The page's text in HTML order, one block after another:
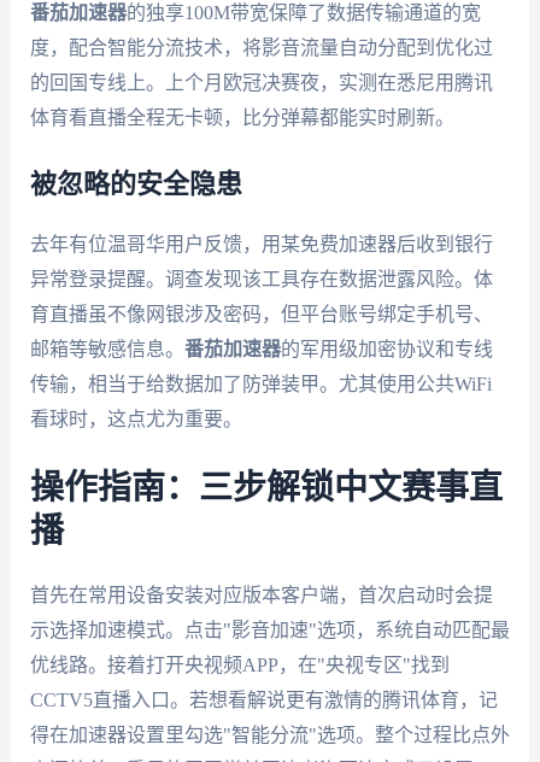
番茄加速器的独享100M带宽保障了数据传输通道的宽
度，配合智能分流技术，将影音流量自动分配到优化过
的回国专线上。上个月欧冠决赛夜，实测在悉尼用腾讯
体育看直播全程无卡顿，比分弹幕都能实时刷新。
被忽略的安全隐患
去年有位温哥华用户反馈，用某免费加速器后收到银行
异常登录提醒。调查发现该工具存在数据泄露风险。体
育直播虽不像网银涉及密码，但平台账号绑定手机号、
邮箱等敏感信息。 番茄加速器的军用级加密协议和专线
传输，相当于给数据加了防弹装甲。尤其使用公共WiFi
看球时，这点尤为重要。
操作指南：三步解锁中文赛事直
播
首先在常用设备安装对应版本客户端，首次启动时会提
示选择加速模式。点击"影音加速"选项，系统自动匹配最
优线路。接着打开央视频APP，在"央视专区"找到
CCTV5直播入口。若想看解说更有激情的腾讯体育，记
得在加速器设置里勾选"智能分流"选项。整个过程比点外